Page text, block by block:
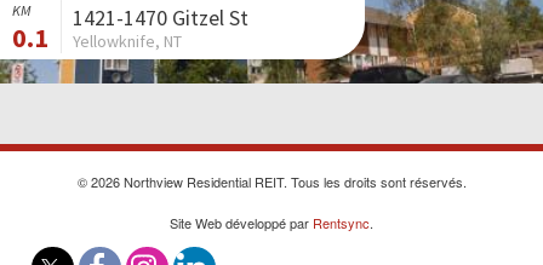
KM
0.1
1421-1470 Gitzel St
Yellowknife, NT
© 2026 Northview Residential REIT. Tous les droits sont réservés.
Site Web développé par Rentsync.